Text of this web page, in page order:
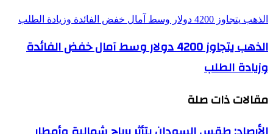
الذهب يتجاوز 4200 دولار وسط آمال خفض الفائدة وزيادة الطلب
الذهب يتجاوز 4200 دولار وسط آمال خفض الفائدة
وزيادة الطلب
مقالات ذات صلة